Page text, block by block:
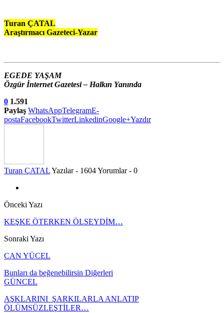
Turan ÇATAL
Araştırmacı Gazeteci-Yazar
EGEDE YAŞAM
Özgür İnternet Gazetesi – Halkın Yanında
0 1.591
Paylaş WhatsAppTelegramE-
postaFacebookTwitterLinkedinGoogle+Yazdır
Turan ÇATALYazılar - 1604Yorumlar - 0
Önceki Yazı
KEŞKE ÖTERKEN ÖLSEYDİM…
Sonraki Yazı
CAN YÜCEL
Bunları da beğenebilirsin Diğerleri
GÜNCEL
AŞKLARINI ŞARKILARLA ANLATIP
ÖLÜMSÜZLEŞTİLER…